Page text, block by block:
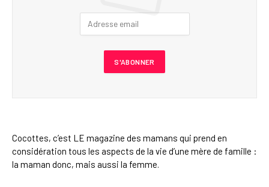
Cocottes, c’est LE magazine des mamans qui prend en
considération tous les aspects de la vie d’une mère de famille :
la maman donc, mais aussi la femme.